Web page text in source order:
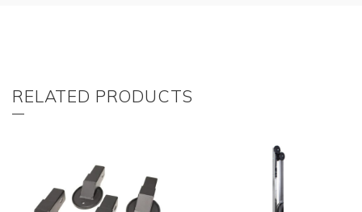
RELATED PRODUCTS